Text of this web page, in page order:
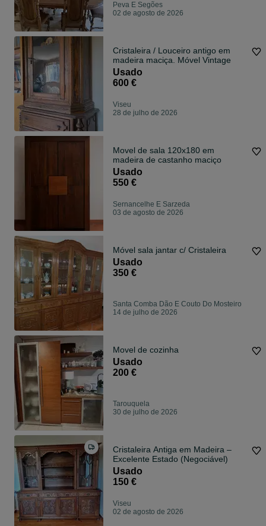
Peva E Segões
02 de agosto de 2026
Cristaleira / Louceiro antigo em
madeira maciça. Móvel Vintage
Usado
600 €
Viseu
28 de julho de 2026
Movel de sala 120x180 em
madeira de castanho maciço
Usado
550 €
Sernancelhe E Sarzeda
03 de agosto de 2026
Móvel sala jantar c/ Cristaleira
Usado
350 €
Santa Comba Dão E Couto Do Mosteiro
14 de julho de 2026
Movel de cozinha
Usado
200 €
Tarouquela
30 de julho de 2026
Cristaleira Antiga em Madeira –
Excelente Estado (Negociável)
Usado
150 €
Viseu
02 de agosto de 2026